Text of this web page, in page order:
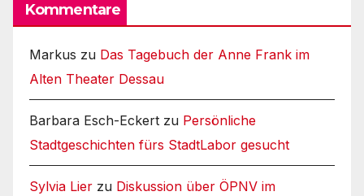
Kommentare
Markus zu Das Tagebuch der Anne Frank im
Alten Theater Dessau
Barbara Esch-Eckert zu Persönliche
Stadtgeschichten fürs StadtLabor gesucht
Sylvia Lier zu Diskussion über ÖPNV im